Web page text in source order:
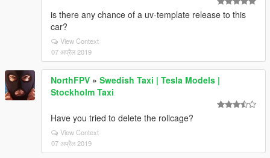
is there any chance of a uv-template release to this
car?
View Context
07 अप्रैल 2019
NorthFPV » Swedish Taxi | Tesla Models |
Stockholm Taxi
Have you tried to delete the rollcage?
View Context
07 अप्रैल 2019